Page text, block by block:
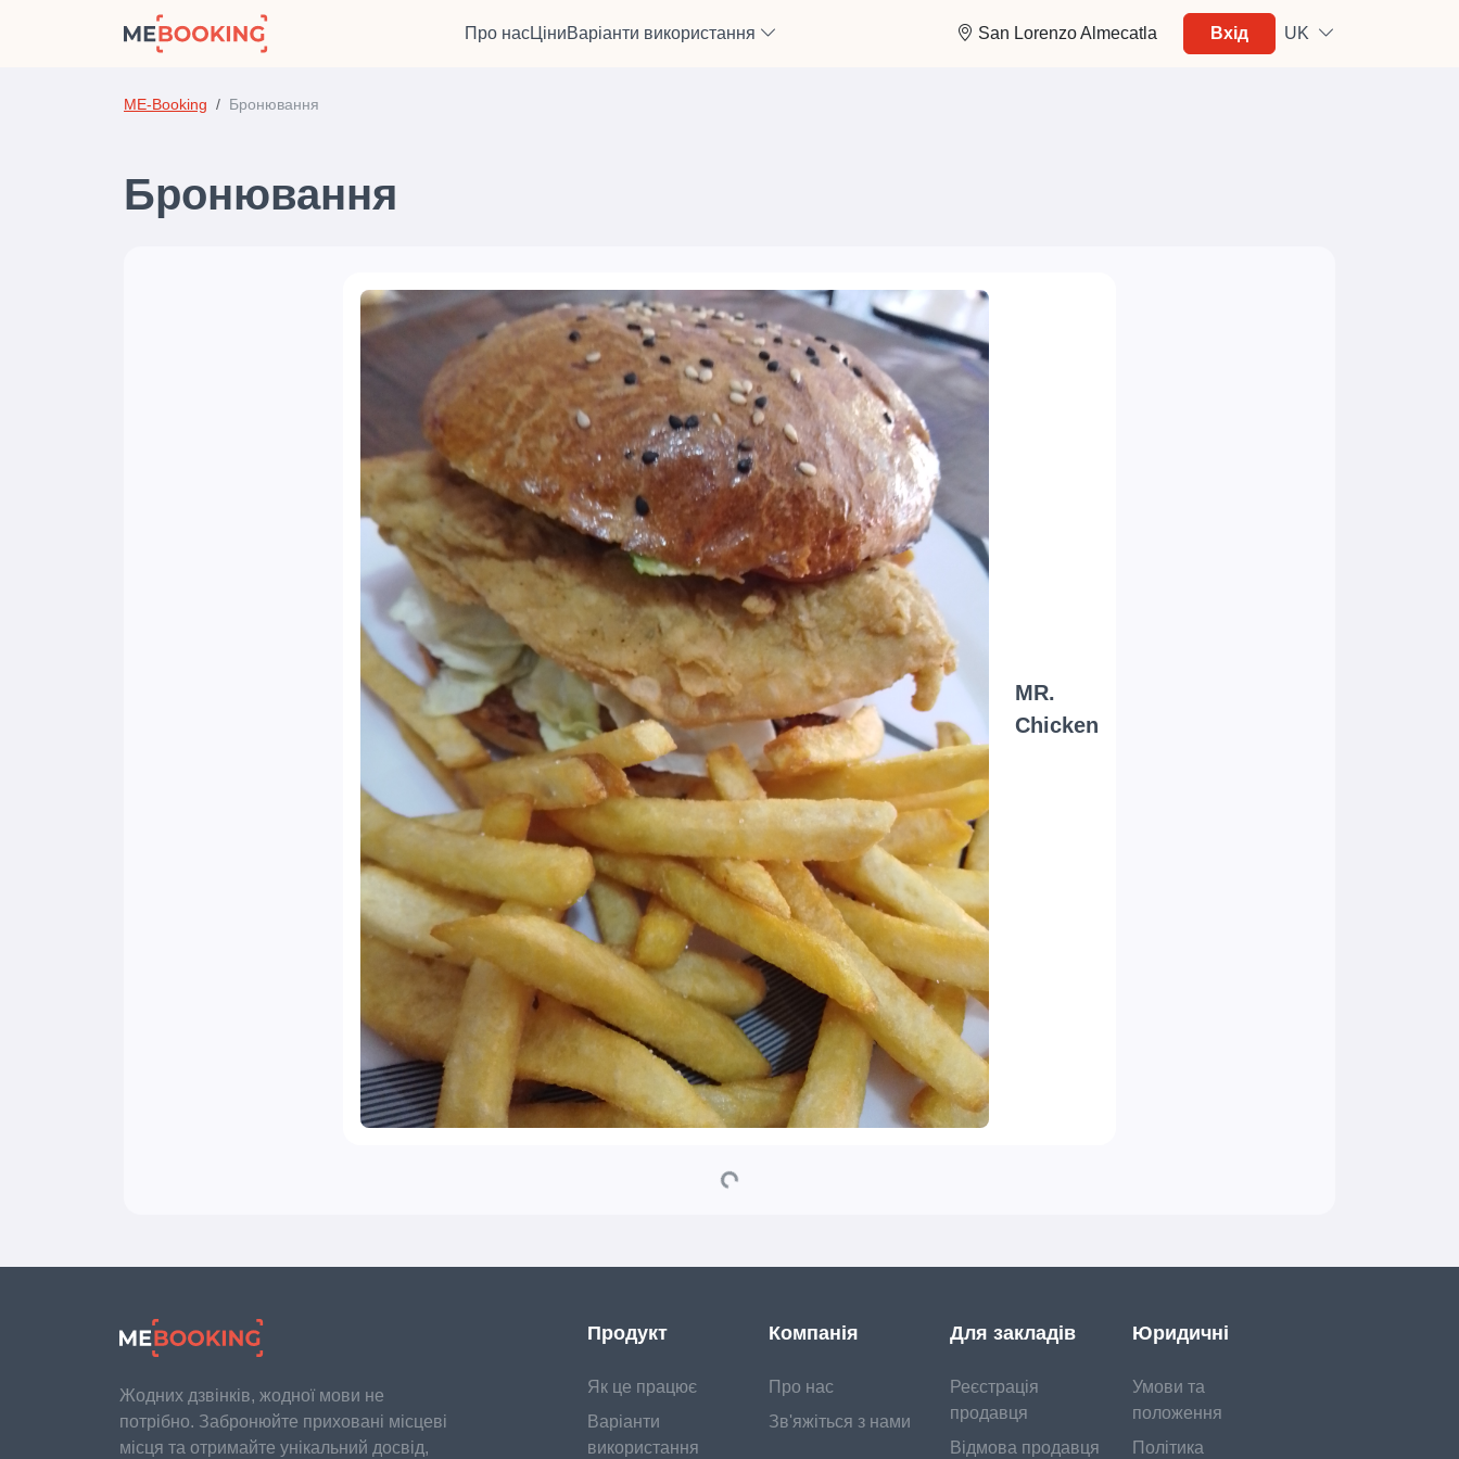
Про насЦіниВаріанти використання San Lorenzo Almecatla Вхід UK
ME-Booking Бронювання
Бронювання
MR.
Chicken
Жодних дзвінків, жодної мови не
потрібно. Забронюйте приховані місцеві
місця та отримайте унікальний досвід,
Продукт
Як це працює
Варіанти
використання
Компанія
Про нас
Зв'яжіться з нами
Для закладів
Реєстрація
продавця
Відмова продавця
Юридичні
Умови та
положення
Політика